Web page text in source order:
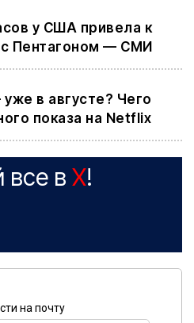
у США привела к
Пентагоном — СМИ
в августе? Чего
показа на Netflix
все в X!